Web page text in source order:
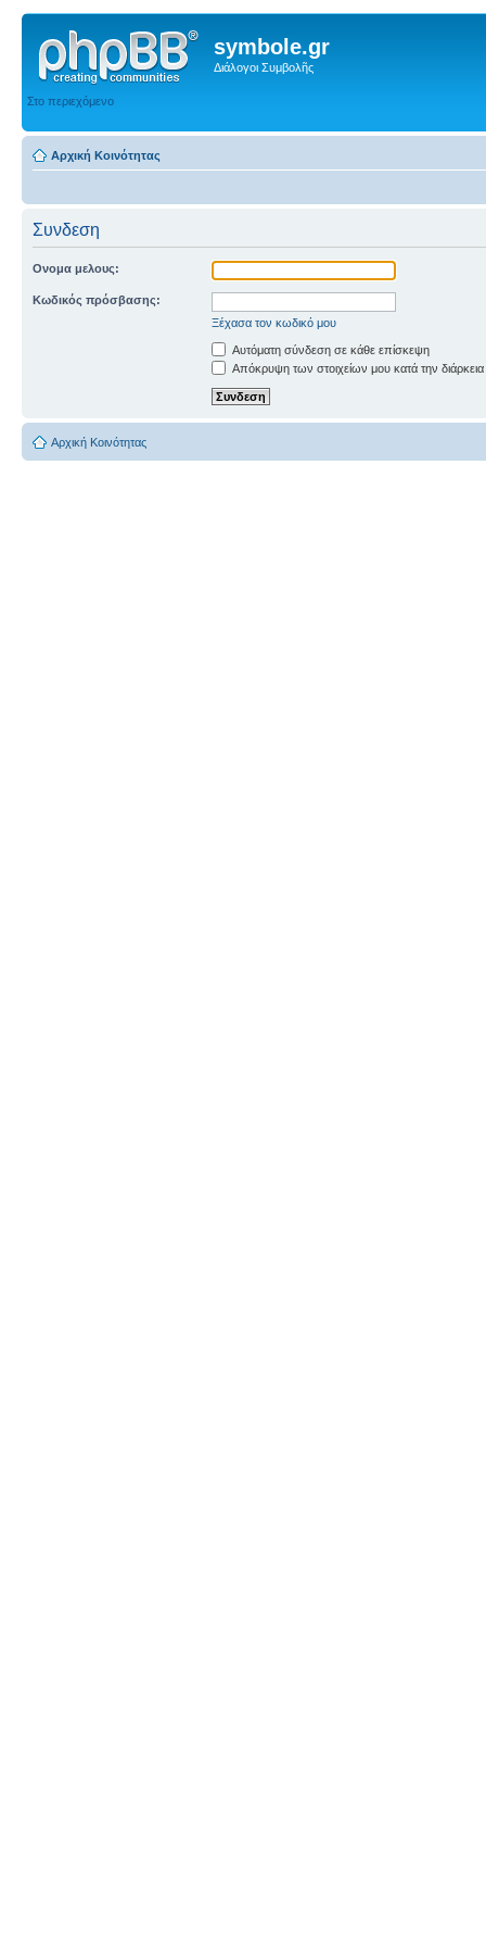
symbole.gr
Διάλογοι Συμβολῆς
Στο περιεχόμενο
Αρχική Κοινότητας
Συνδεση
Ονομα μελους:
Κωδικός πρόσβασης:
Ξέχασα τον κωδικό μου
Αυτόματη σύνδεση σε κάθε επίσκεψη
Απόκρυψη των στοιχείων μου κατά την
Αρχική Κοινότητας